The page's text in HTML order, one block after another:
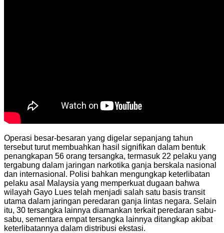
Operasi besar-besaran yang digelar sepanjang tahun
tersebut turut membuahkan hasil signifikan dalam bentuk
penangkapan 56 orang tersangka, termasuk 22 pelaku yang
tergabung dalam jaringan narkotika ganja berskala nasional
dan internasional. Polisi bahkan mengungkap keterlibatan
pelaku asal Malaysia yang memperkuat dugaan bahwa
wilayah Gayo Lues telah menjadi salah satu basis transit
utama dalam jaringan peredaran ganja lintas negara. Selain
itu, 30 tersangka lainnya diamankan terkait peredaran sabu-
sabu, sementara empat tersangka lainnya ditangkap akibat
keterlibatannya dalam distribusi ekstasi.